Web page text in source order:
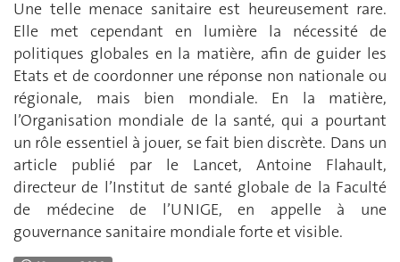
Une telle menace sanitaire est heureusement rare.
Elle met cependant en lumière la nécessité de
politiques globales en la matière, afin de guider les
Etats et de coordonner une réponse non nationale ou
régionale, mais bien mondiale. En la matière,
l’Organisation mondiale de la santé, qui a pourtant
un rôle essentiel à jouer, se fait bien discrète. Dans un
article publié par le Lancet, Antoine Flahault,
directeur de l’Institut de santé globale de la Faculté
de médecine de l’UNIGE, en appelle à une
gouvernance sanitaire mondiale forte et visible.